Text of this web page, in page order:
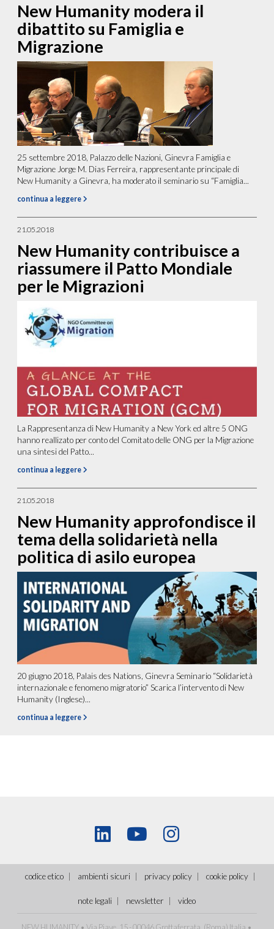
New Humanity modera il
dibattito su Famiglia e
Migrazione
25 settembre 2018, Palazzo delle Nazioni, Ginevra Famiglia e
Migrazione Jorge M. Dias Ferreira, rappresentante principale di
New Humanity a Ginevra, ha moderato il seminario su “Famiglia...
continua a leggere
21.05.2018
New Humanity contribuisce a
riassumere il Patto Mondiale
per le Migrazioni
La Rappresentanza di New Humanity a New York ed altre 5 ONG
hanno reallizato per conto del Comitato delle ONG per la Migrazione
una sintesi del Patto...
continua a leggere
21.05.2018
New Humanity approfondisce il
tema della solidarietà nella
politica di asilo europea
20 giugno 2018, Palais des Nations, Ginevra Seminario “Solidarietà
internazionale e fenomeno migratorio” Scarica l’intervento di New
Humanity (Inglese)...
continua a leggere
codice etico ambienti sicuri privacy policy cookie policy
note legali newsletter video